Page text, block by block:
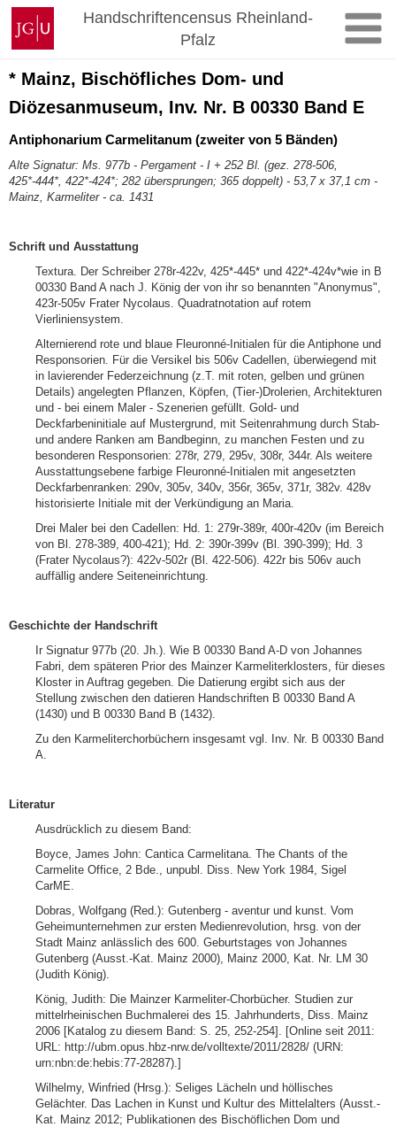
Zum
Inhalt
springen
Johannes
Gutenberg-
Universität
Mainz
Handschriftencensus Rheinland-
Pfalz
* Mainz, Bischöfliches Dom- und
Diözesanmuseum, Inv. Nr. B 00330 Band E
Antiphonarium Carmelitanum (zweiter von 5 Bänden)
Alte Signatur: Ms. 977b - Pergament - I + 252 Bl. (gez. 278-506,
425*-444*, 422*-424*; 282 übersprungen; 365 doppelt) - 53,7 x 37,1 cm -
Mainz, Karmeliter - ca. 1431
Schrift und Ausstattung
Textura. Der Schreiber 278r-422v, 425*-445* und 422*-424v*wie in B
00330 Band A nach J. König der von ihr so benannten "Anonymus",
423r-505v Frater Nycolaus. Quadratnotation auf rotem
Vierliniensystem.
Alternierend rote und blaue Fleuronné-Initialen für die Antiphone und
Responsorien. Für die Versikel bis 506v Cadellen, überwiegend mit
in lavierender Federzeichnung (z.T. mit roten, gelben und grünen
Details) angelegten Pflanzen, Köpfen, (Tier-)Drolerien, Architekturen
und - bei einem Maler - Szenerien gefüllt. Gold- und
Deckfarbeninitiale auf Mustergrund, mit Seitenrahmung durch Stab-
und andere Ranken am Bandbeginn, zu manchen Festen und zu
besonderen Responsorien: 278r, 279, 295v, 308r, 344r. Als weitere
Ausstattungsebene farbige Fleuronné-Initialen mit angesetzten
Deckfarbenranken: 290v, 305v, 340v, 356r, 365v, 371r, 382v. 428v
historisierte Initiale mit der Verkündigung an Maria.
Drei Maler bei den Cadellen: Hd. 1: 279r-389r, 400r-420v (im Bereich
von Bl. 278-389, 400-421); Hd. 2: 390r-399v (Bl. 390-399); Hd. 3
(Frater Nycolaus?): 422v-502r (Bl. 422-506). 422r bis 506v auch
auffällig andere Seiteneinrichtung.
Geschichte der Handschrift
Ir Signatur 977b (20. Jh.). Wie B 00330 Band A-D von Johannes
Fabri, dem späteren Prior des Mainzer Karmeliterklosters, für dieses
Kloster in Auftrag gegeben. Die Datierung ergibt sich aus der
Stellung zwischen den datieren Handschriften B 00330 Band A
(1430) und B 00330 Band B (1432).
Zu den Karmeliterchorbüchern insgesamt vgl. Inv. Nr. B 00330 Band
A.
Literatur
Ausdrücklich zu diesem Band:
Boyce, James John: Cantica Carmelitana. The Chants of the
Carmelite Office, 2 Bde., unpubl. Diss. New York 1984, Sigel
CarME.
Dobras, Wolfgang (Red.): Gutenberg - aventur und kunst. Vom
Geheimunternehmen zur ersten Medienrevolution, hrsg. von der
Stadt Mainz anlässlich des 600. Geburtstages von Johannes
Gutenberg (Ausst.-Kat. Mainz 2000), Mainz 2000, Kat. Nr. LM 30
(Judith König).
König, Judith: Die Mainzer Karmeliter-Chorbücher. Studien zur
mittelrheinischen Buchmalerei des 15. Jahrhunderts, Diss. Mainz
2006 [Katalog zu diesem Band: S. 25, 252-254]. [Online seit 2011:
URL: http://ubm.opus.hbz-nrw.de/volltexte/2011/2828/ (URN:
urn:nbn:de:hebis:77-28287).]
Wilhelmy, Winfried (Hrsg.): Seliges Lächeln und höllisches
Gelächter. Das Lachen in Kunst und Kultur des Mittelalters (Ausst.-
Kat. Mainz 2012; Publikationen des Bischöflichen Dom und